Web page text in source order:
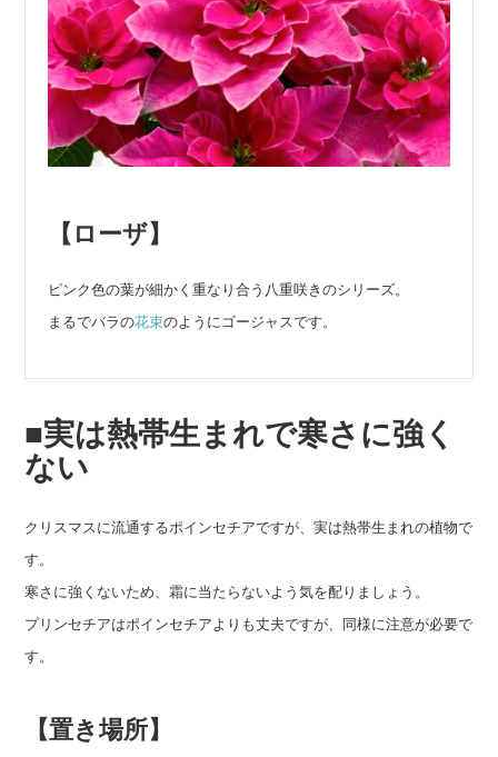
【ローザ】
ピンク色の葉が細かく重なり合う八重咲きのシリーズ。
まるでバラの花束のようにゴージャスです。
■実は熱帯生まれで寒さに強く
ない
クリスマスに流通するポインセチアですが、実は熱帯生まれの植物で
す。
寒さに強くないため、霜に当たらないよう気を配りましょう。
プリンセチアはポインセチアよりも丈夫ですが、同様に注意が必要で
す。
【置き場所】